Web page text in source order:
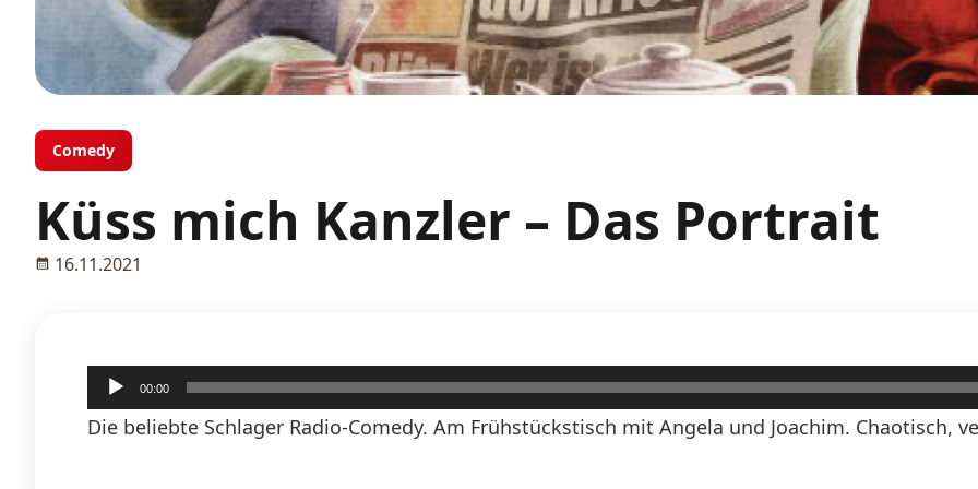
Comedy
Küss mich Kanzler – Das Portrait
16.11.2021
Audio-
Player
00:00
Die beliebte Schlager Radio-Comedy. Am Frühstückstisch mit Angela und Joachim. Chaotisch,